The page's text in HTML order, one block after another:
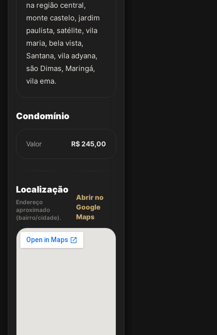
na região central,
monte castelo, jardim
paulista, satélite, vila
maria, bela vista,
Santana, vila adyana,
são Dimas, Maringá,
vila ema.
Condomínio
Valor R$ 245,00
Localização
Endereço
aproximado
(bairro/cidade).
Abrir no
Google
Maps